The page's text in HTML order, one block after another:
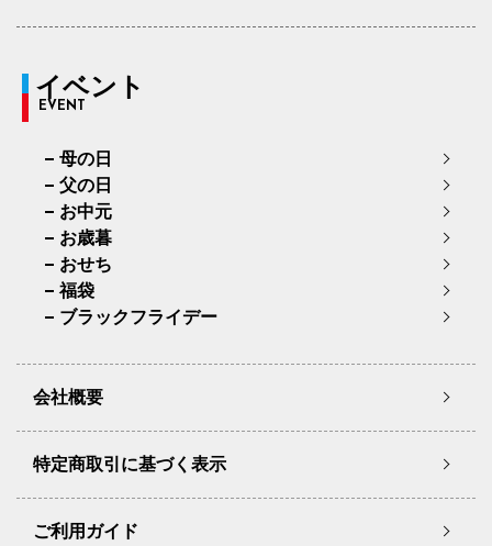
イベント
EVENT
母の日
父の日
お中元
お歳暮
おせち
福袋
ブラックフライデー
会社概要
特定商取引に基づく表示
ご利用ガイド